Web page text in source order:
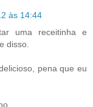
às 14:44
uma receitinha e
disso.
pena que eu